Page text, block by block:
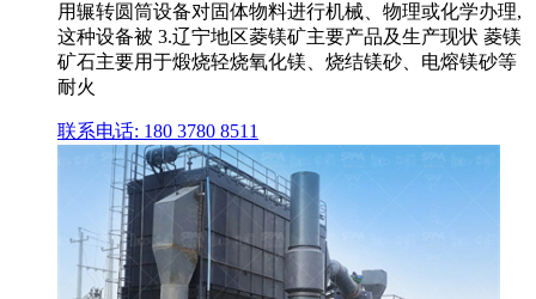
用辗转圆筒设备对固体物料进行机械、物理或化学办理,
这种设备被 3.辽宁地区菱镁矿主要产品及生产现状 菱镁
矿石主要用于煅烧轻烧氧化镁、烧结镁砂、电熔镁砂等
耐火
联系电话: 180 3780 8511